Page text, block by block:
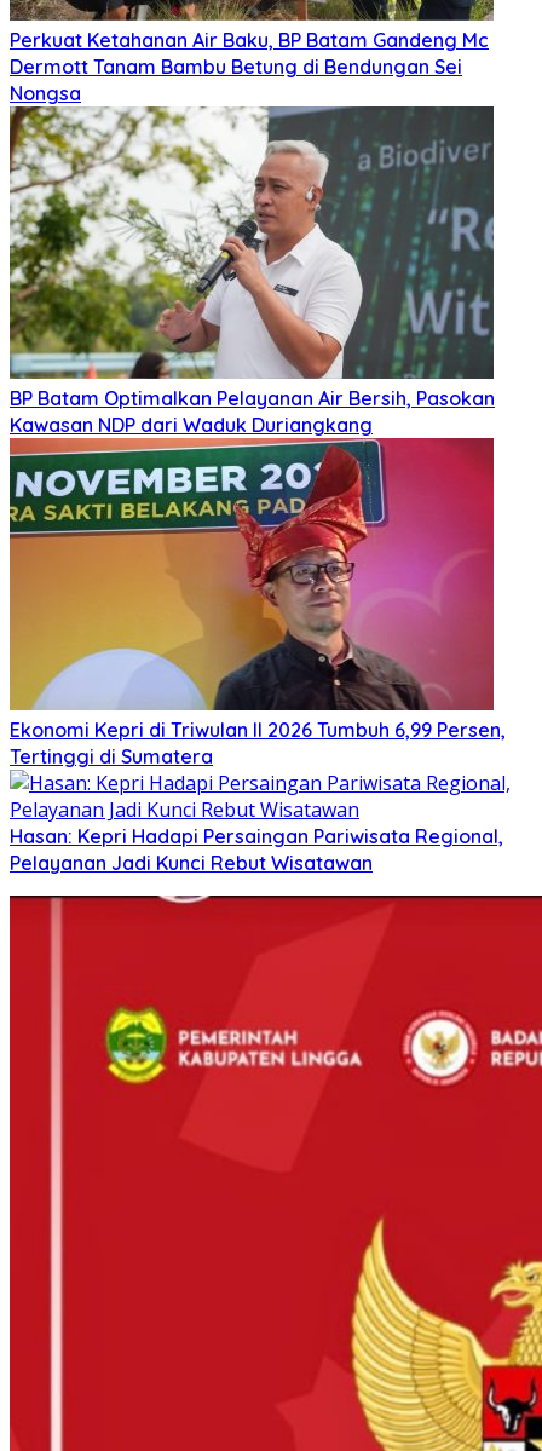
Perkuat Ketahanan Air Baku, BP Batam Gandeng Mc
Dermott Tanam Bambu Betung di Bendungan Sei
Nongsa
BP Batam Optimalkan Pelayanan Air Bersih, Pasokan
Kawasan NDP dari Waduk Duriangkang
Ekonomi Kepri di Triwulan II 2026 Tumbuh 6,99 Persen,
Tertinggi di Sumatera
Hasan: Kepri Hadapi Persaingan Pariwisata Regional,
Pelayanan Jadi Kunci Rebut Wisatawan